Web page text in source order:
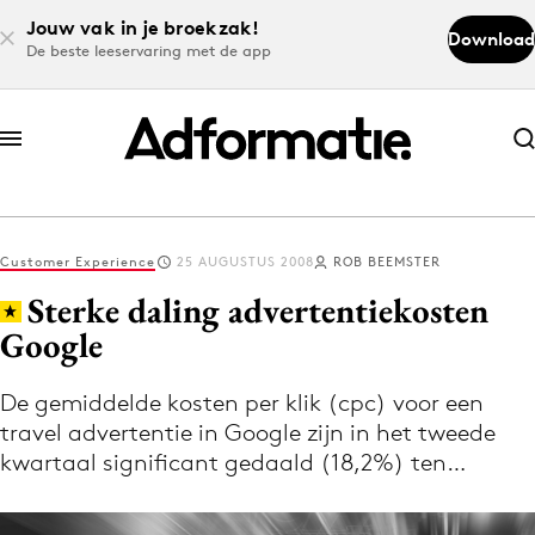
Jouw vak in je broekzak!
De beste leeservaring met de app
Download
Abonneer nu
Abonneer nu
Log in
Volg het laatste nieuws via de Adformatie
Nieuws app
Customer Experience 25 AUGUSTUS 2008 ROB BEEMSTER
Sterke daling advertentiekosten
Google
De gemiddelde kosten per klik (cpc) voor een
travel advertentie in Google zijn in het tweede
kwartaal significant gedaald (18,2%) ten…